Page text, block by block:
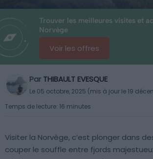
Trouver les meilleures visites et
Norvège
Voir les offres
Par THIBAULT EVESQUE
Le 05 octobre, 2025 (mis à jour le 19
Temps de lecture: 16 minutes
Visiter la Norvège, c’est plonger dans
couper le souffle entre fjords